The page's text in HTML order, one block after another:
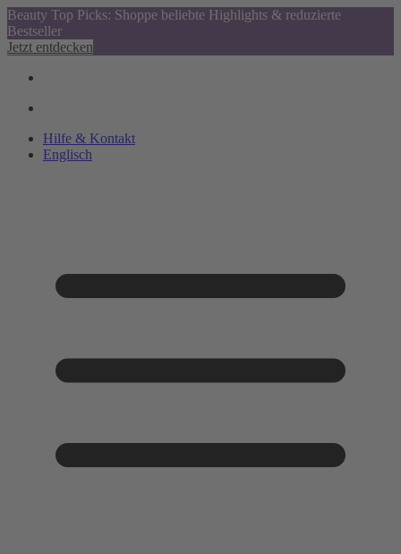
Beauty Top Picks: Shoppe beliebte Highlights & reduzierte
Bestseller
Jetzt entdecken
Hilfe & Kontakt
Englisch